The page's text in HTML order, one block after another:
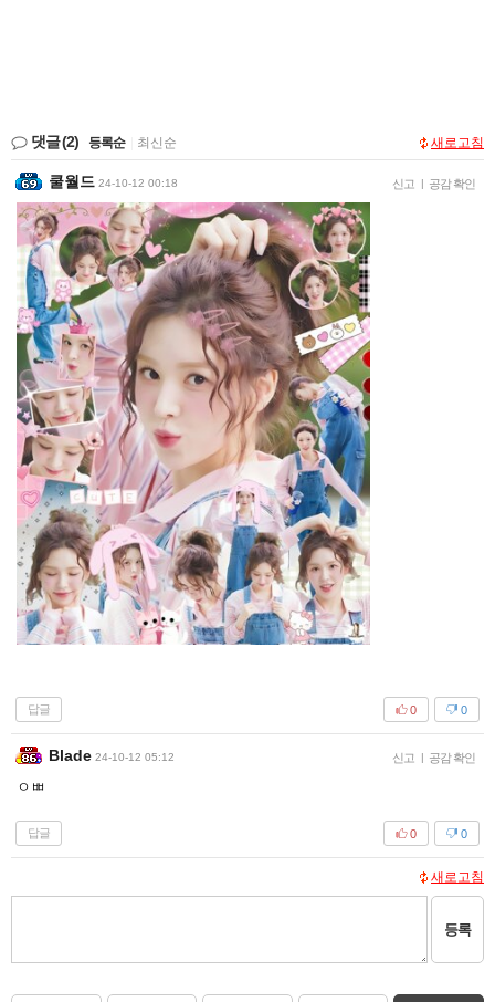
댓글(2) 등록순 최신순 새로고침
쿨월드 24-10-12 00:18 신고 | 공감 확인
답글 0
0
Blade 24-10-12 05:12 신고 | 공감 확인
ㅇㅃ
답글 0
0
새로고침
등록